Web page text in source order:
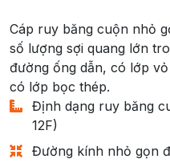
Cáp ruy băng cuộn nhỏ
số lượng sợi quang lớn
đường ống dẫn, có lớp
có lớp bọc thép.
Định dạng ruy băng
12F)
Đường kính nhỏ gọn